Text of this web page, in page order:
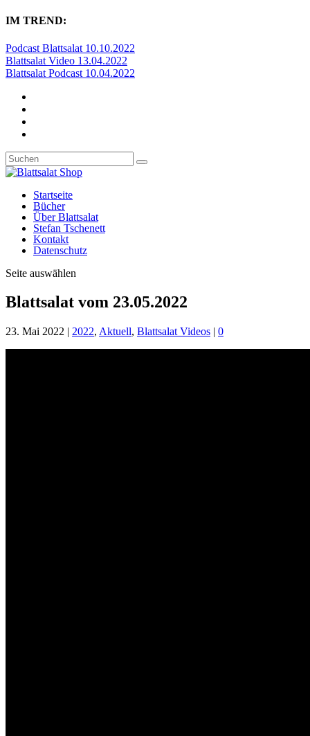
IM TREND:
Podcast Blattsalat 10.10.2022
Blattsalat Video 13.04.2022
Blattsalat Podcast 10.04.2022
Startseite
Bücher
Über Blattsalat
Stefan Tschenett
Kontakt
Datenschutz
Seite auswählen
Blattsalat vom 23.05.2022
23. Mai 2022 | 2022, Aktuell, Blattsalat Videos | 0